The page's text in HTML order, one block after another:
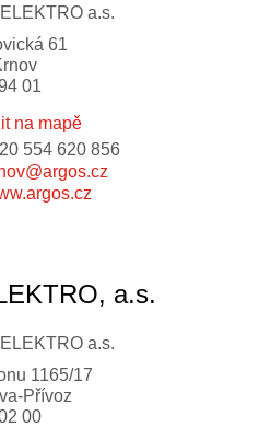
61
01
na mapě
554 620 856
a.s.
1165/17
Přívoz
00